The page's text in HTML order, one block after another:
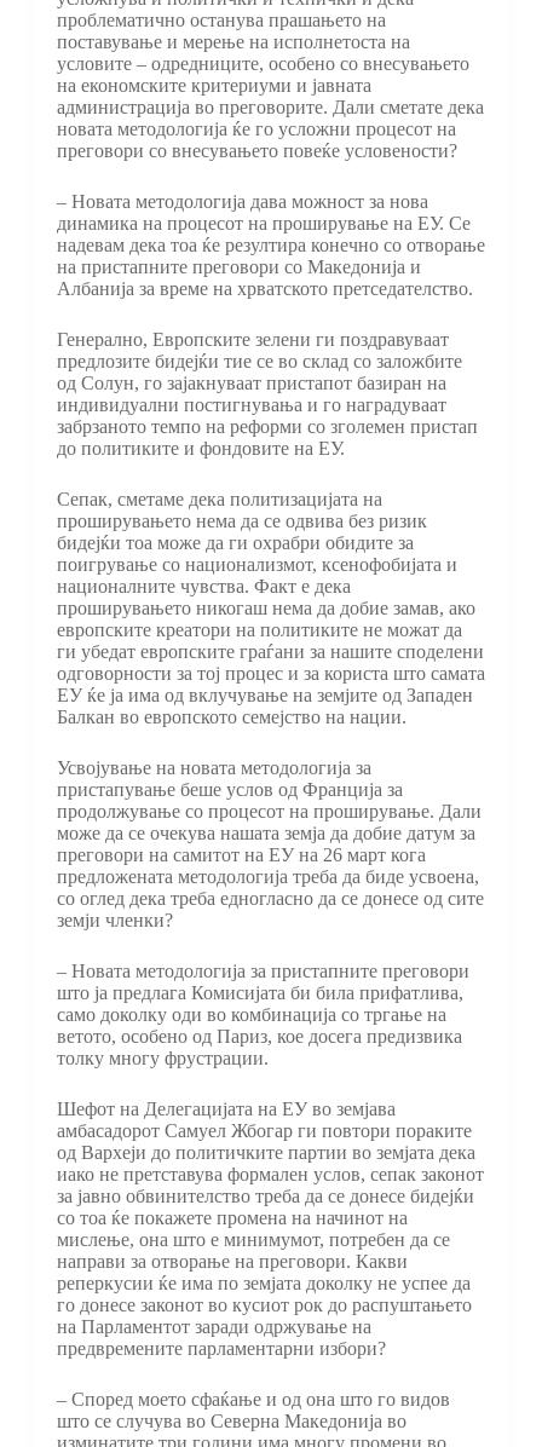
проблематично останува прашањето на
поставување и мерење на исполнетоста на
условите – одредниците, особено со внесувањето
на економските критериуми и јавната
администрација во преговорите. Дали сметате дека
новата методологија ќе го усложни процесот на
преговори со внесувањето повеќе условености?
– Новата методологија дава можност за нова
динамика на процесот на проширување на ЕУ. Се
надевам дека тоа ќе резултира конечно со отворање
на пристапните преговори со Македонија и
Албанија за време на хрватското претседателство.
Генерално, Европските зелени ги поздравуваат
предлозите бидејќи тие се во склад со заложбите
од Солун, го зајакнуваат пристапот базиран на
индивидуални постигнувања и го наградуваат
забрзаното темпо на реформи со зголемен пристап
до политиките и фондовите на ЕУ.
Сепак, сметаме дека политизацијата на
проширувањето нема да се одвива без ризик
бидејќи тоа може да ги охрабри обидите за
поигрување со национализмот, ксенофобијата и
националните чувства. Факт е дека
проширувањето никогаш нема да добие замав, ако
европските креатори на политиките не можат да
ги убедат европските граѓани за нашите споделени
одговорности за тој процес и за користа што самата
ЕУ ќе ја има од вклучување на земјите од Западен
Балкан во европското семејство на нации.
Усвојување на новата методологија за
пристапување беше услов од Франција за
продолжување со процесот на проширување. Дали
може да се очекува нашата земја да добие датум за
преговори на самитот на ЕУ на 26 март кога
предложената методологија треба да биде усвоена,
со оглед дека треба едногласно да се донесе од сите
земји членки?
– Новата методологија за пристапните преговори
што ја предлага Комисијата би била прифатлива,
само доколку оди во комбинација со тргање на
ветото, особено од Париз, кое досега предизвика
толку многу фрустрации.
Шефот на Делегацијата на ЕУ во земјава
амбасадорот Самуел Жбогар ги повтори пораките
од Вархеји до политичките партии во земјата дека
иако не претстaвува формален услов, сепак законот
за јавно обвинителство треба да се донесе бидејќи
со тоа ќе покажете промена на начинот на
мислење, она што е минимумот, потребен да се
направи за отворање на преговори. Какви
реперкусии ќе има по земјата доколку не успее да
го донесе законот во кусиот рок до распуштањето
на Парламентот заради одржување на
предвремените парламентарни избори?
– Според моето сфаќање и од она што го видов
што се случува во Северна Македонија во
изминатите три години има многу промени во